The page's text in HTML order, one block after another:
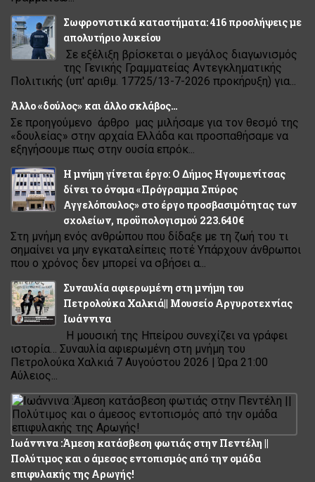
Σωφρονιστικά καταστήματα: 416 προσλήψεις με
απολυτήριο λυκείου
Σε εξέλιξη βρίσκεται ο μεγάλος διαγωνισμός
της Γενικής Γραμματείας Αντεγκληματικής
Πολιτικής (υπ' αριθμ. 17725/13-7-2026 προκήρυξη) για...
Άλλο «δούλος» και άλλο σκλάβος…
Σε προηγούμενο άρθρο μας μιλήσαμε για τον θεσμό της
«δουλείας» στην αρχαία Ελλάδα και προσπαθήσαμε να
εξηγήσουμε πως στην ουσία επρόκ...
Η μνήμη γίνεται έργο: Ο Δήμος Ηγουμενίτσας
δίνει το όνομα «Πρόγραμμα Σπύρος
Αγγελόπουλος» στο έργο προσβασιμότητας των
σχολείων, προϋπολογισμού 223.640€
Στη μνήμη ενός ανθρώπου που δίδαξε με τη ζωή του τι
σημαίνει να μην εγκαταλείπεις ποτέ Υπάρχουν άνθρωποι
που ο χρόνος δεν μπορεί να σβήσει α...
Συναυλία αφιερωμένη στη μνήμη του
Πετρολούκα Χαλκιά|| Μουσείο Αργυροτεχνίας
Ιωάννινα
Η μουσική της Ηπείρου συνεχίζει να γράφει
ιστορία… Συναυλία αφιερωμένη στη μνήμη του
Πετρολούκα Χαλκιά 7 Αυγούστου 2026 | Ώρα 21:00
Αύλειος...
Ιωάννινα :Άμεση κατάσβεση φωτιάς στην Πεντέλη ||
Πολύτιμος και ο άμεσος εντοπισμός από την ομάδα
επιφυλακής της Αρωγής!